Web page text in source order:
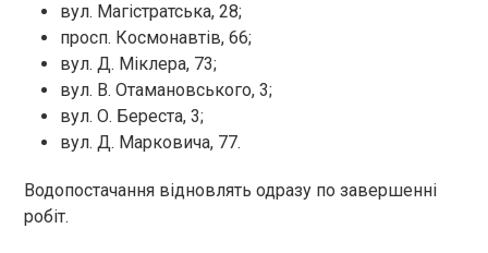
вул. Магістратська, 28;
просп. Космонавтів, 66;
вул. Д. Міклера, 73;
вул. В. Отамановського, 3;
вул. О. Береста, 3;
вул. Д. Марковича, 77.
Водопостачання відновлять одразу по завершенні
робіт.